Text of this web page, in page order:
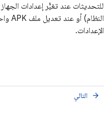
للتحديثات عند تغيُّر إعدادات
الإعدادات.
التالي arrow_forward